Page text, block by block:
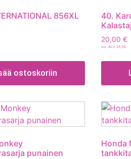
856XL
ostoskoriin
40.
20,00 €
sis. ALV 25,5%
punainen
Honda